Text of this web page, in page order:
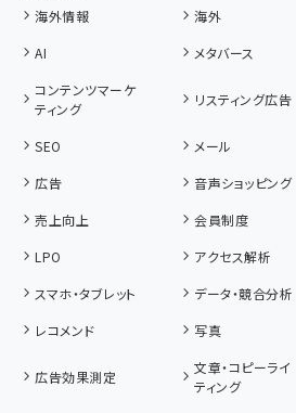
海外情報 海外
AI
メタバース
コンテンツマーケ
ティング
リスティング広告
SEO メール
広告
音声ショッピング
売上向上
会員制度
LPO
アクセス解析
スマホ・タブレット
データ・競合分析
レコメンド
写真
広告効果測定
文章・コピーライ
ティング